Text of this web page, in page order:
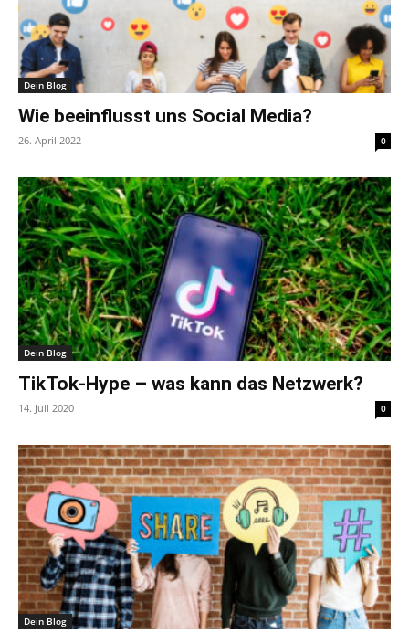
Dein Blog
Wie beeinflusst uns Social Media?
26. April 2022 0
Dein Blog
TikTok-Hype – was kann das Netzwerk?
14. Juli 2020 0
Dein Blog